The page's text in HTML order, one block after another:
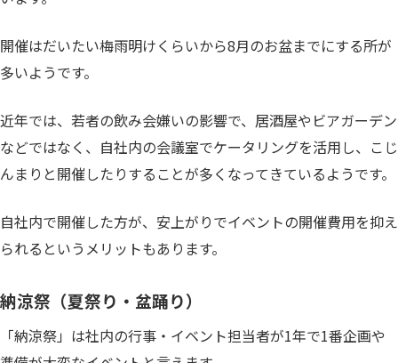
開催はだいたい梅雨明けくらいから8月のお盆までにする所が
多いようです。
近年では、若者の飲み会嫌いの影響で、居酒屋やビアガーデン
などではなく、自社内の会議室でケータリングを活用し、こじ
んまりと開催したりすることが多くなってきているようです。
自社内で開催した方が、安上がりでイベントの開催費用を抑え
られるというメリットもあります。
納涼祭（夏祭り・盆踊り）
「納涼祭」は社内の行事・イベント担当者が1年で1番企画や